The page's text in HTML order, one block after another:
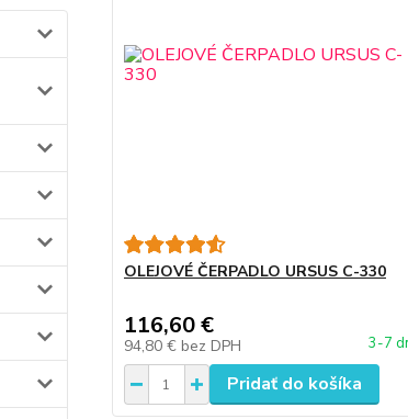
OLEJOVÉ ČERPADLO URSUS C-330
116,60 €
94,80 € bez DPH 3-7
Pridať do košíka